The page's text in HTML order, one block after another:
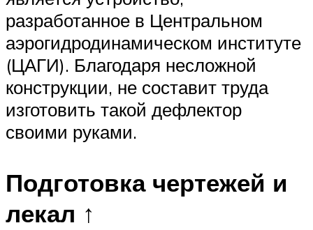
разработанное в Центральном
аэрогидродинамическом институте
(ЦАГИ). Благодаря несложной
конструкции, не составит труда
изготовить такой дефлектор
своими руками.
Подготовка чертежей и
лекал ↑